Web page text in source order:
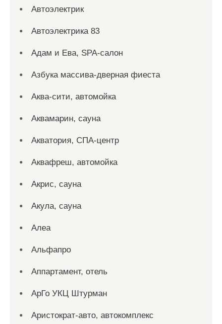
Автоэлектрик
Автоэлектрика 83
Адам и Ева, SPA-салон
Азбука массива-дверная фиеста
Аква-сити, автомойка
Аквамарин, сауна
Акватория, СПА-центр
Аквафреш, автомойка
Акрис, сауна
Акула, сауна
Алеа
Альфапро
Аппартамент, отель
АрГо УКЦ Штурман
Аристократ-авто, автокомплекс